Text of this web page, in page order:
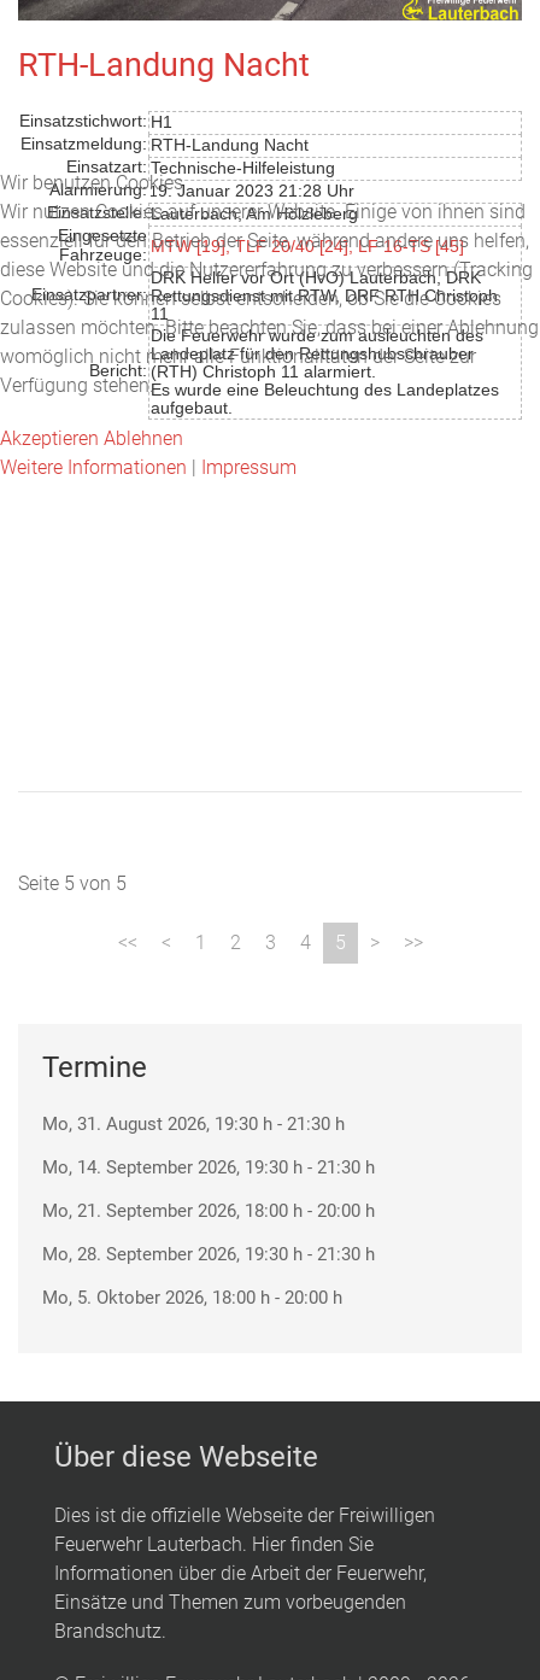
RTH-Landung Nacht
Einsatzstichwort: H1
Einsatzmeldung: RTH-Landung Nacht
Einsatzart: Technische-Hilfeleistung
Alarmierung: 19. Januar 2023 21:28 Uhr
Einsatzstelle:Lauterbach, Am Hölzleberg
Eingesetzte
Fahrzeuge: MTW [19], TLF 20/40 [24],LF 16-TS [45]
Einsatzpartner:
DRK Helfer vor Ort (HvO) Lauterbach, DRK
Rettungsdienst mit RTW, DRF RTH Christoph
11
Bericht:
Die Feuerwehr wurde zum ausleuchten des
Landeplatz für den Rettungshubschrauber
(RTH) Christoph 11 alarmiert.
Es wurde eine Beleuchtung des Landeplatzes
aufgebaut.
Seite 5 von 5
1 2 3 4 5
Termine
Mo, 31. August 2026, 19:30 h - 21:30 h
Mo, 14. September 2026, 19:30 h - 21:30 h
Mo, 21. September 2026, 18:00 h - 20:00 h
Mo, 28. September 2026, 19:30 h - 21:30 h
Mo, 5. Oktober 2026, 18:00 h - 20:00 h
Über diese Webseite
Dies ist die offizielle Webseite der Freiwilligen
Feuerwehr Lauterbach. Hier finden Sie
Informationen über die Arbeit der Feuerwehr,
Einsätze und Themen zum vorbeugenden
Brandschutz.
Wir benutzen Cookies
Wir nutzen Cookies auf unserer Website. Einige von ihnen sind
essenziell für den Betrieb der Seite, während andere uns helfen,
diese Website und die Nutzererfahrung zu verbessern (Tracking
Cookies). Sie können selbst entscheiden, ob Sie die Cookies
zulassen möchten. Bitte beachten Sie, dass bei einer Ablehnung
womöglich nicht mehr alle Funktionalitäten der Seite zur
Verfügung stehen.
Akzeptieren Ablehnen
Weitere Informationen | Impressum